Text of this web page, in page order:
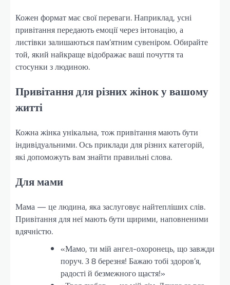
Кожен формат має свої переваги. Наприклад, усні
привітання передають емоції через інтонацію, а
листівки залишаються пам’ятним сувеніром. Обирайте
той, який найкраще відображає ваші почуття та
стосунки з людиною.
Привітання для різних жінок у вашому
житті
Кожна жінка унікальна, тож привітання мають бути
індивідуальними. Ось приклади для різних категорій,
які допоможуть вам знайти правильні слова.
Для мами
Мама — це людина, яка заслуговує найтепліших слів.
Привітання для неї мають бути щирими, наповненими
вдячністю.
«Мамо, ти мій ангел-охоронець, що завжди
поруч. З 8 березня! Бажаю тобі здоров’я,
радості й безмежного щастя!»